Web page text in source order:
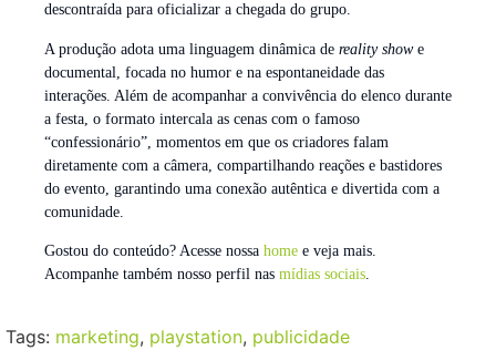
descontraída para oficializar a chegada do grupo.
A produção adota uma linguagem dinâmica de reality showe
documental, focada no humor e na espontaneidade das
interações. Além de acompanhar a convivência do elenco durante
a festa, o formato intercala as cenas com o famoso
“confessionário”, momentos em que os criadores falam
diretamente com a câmera, compartilhando reações e bastidores
do evento, garantindo uma conexão autêntica e divertida com a
comunidade.
Gostou do conteúdo? Acesse nossa home e veja mais.
Acompanhe também nosso perfil nas mídias sociais
Tags: marketing, playstation, publicidade